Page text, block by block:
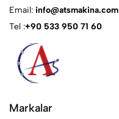
Email: info@atsmakina.com
Tel :+90 533 950 71 60
Markalar